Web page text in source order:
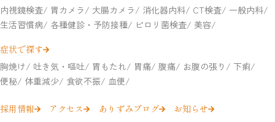
内視鏡検査
胃カメラ 大腸カメラ 消化器内科 CT検査
一般内科
生活習慣病
各種健診・予防接種 ピロリ菌検査
美容
症状で探す
胸焼け
吐き気・嘔吐 胃もたれ 胃痛 腹痛 お腹の張り
下痢
便秘
体重減少 食欲不振 血便
採用情報 アクセス ありずみブログ お知らせ